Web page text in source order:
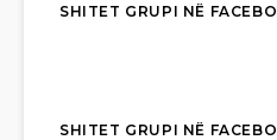
SHITET GRUPI NË
SHITET GRUPI NË